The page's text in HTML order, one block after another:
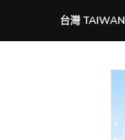
台灣 TAIWAN